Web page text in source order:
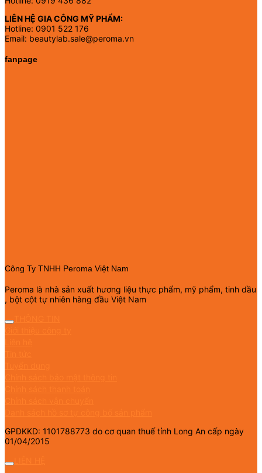
LIÊN HỆ GIA CÔNG MỸ PHẨM:
Hotline: 0901 522 176
Email: beautylab.sale@peroma.vn
fanpage
Công Ty TNHH Peroma Việt Nam
Peroma là nhà sản xuất hương liệu thực phẩm, mỹ phẩm, tinh dầu
, bột cột tự nhiên hàng đầu Việt Nam
GPDKKD: 1101788773 do cơ quan thuế tỉnh Long An cấp ngày
01/04/2015